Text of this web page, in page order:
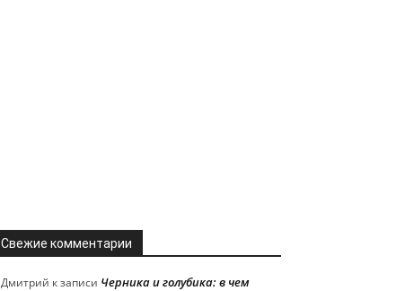
Свежие комментарии
Дмитрий к записи Черника и голубика: в чем